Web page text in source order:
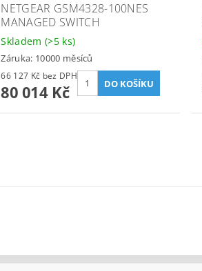
NETGEAR GSM4328-100NES
MANAGED SWITCH
Skladem (>5 ks)
Záruka: 10000 měsíců
66 127 Kč bez DPH
80 014 Kč